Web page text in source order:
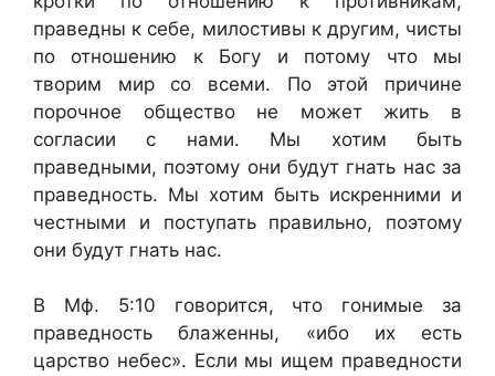
праведны к себе, милостивы к другим, чисты
по отношению к Богу и потому что мы
творим мир со всеми. По этой причине
порочное общество не может жить в
согласии с нами. Мы хотим быть
праведными, поэтому они будут гнать нас за
праведность. Мы хотим быть искренними и
честными и поступать правильно, поэтому
они будут гнать нас.
В Мф. 5:10 говорится, что гонимые за
праведность блаженны, «ибо их есть
царство небес». Если мы ищем праведности